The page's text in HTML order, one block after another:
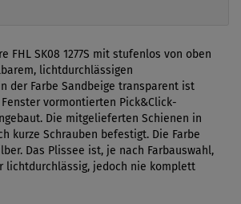
FHL SK08 1277S mit stufenlos von oben
lichtdurchlässigen
der Farbe Sandbeige transparent ist
vormontierten Pick&Click-
Die mitgelieferten Schienen in
kurze Schrauben befestigt. Die Farbe
Das Plissee ist, je nach Farbauswahl,
lichtdurchlässig, jedoch nie komplett